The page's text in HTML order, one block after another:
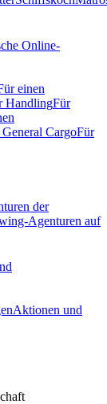
Online-
einen
HandlingFür
CargoFür
der
Agenturen auf
Aktionen und